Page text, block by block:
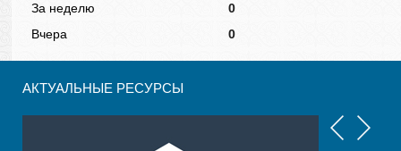
За неделю
0
Вчера
0
АКТУАЛЬНЫЕ РЕСУРСЫ